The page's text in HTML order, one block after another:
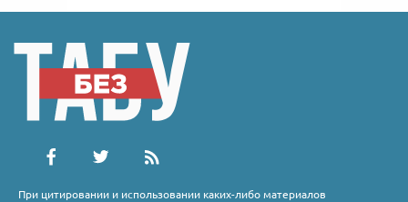
При цитировании и использовании каких-либо материалов